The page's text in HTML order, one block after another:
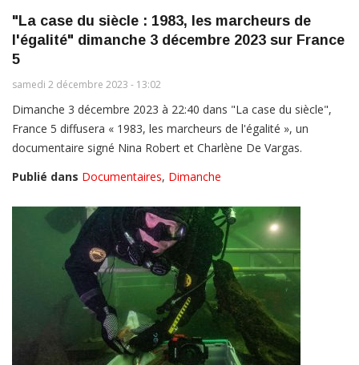
"La case du siècle : 1983, les marcheurs de
l'égalité" dimanche 3 décembre 2023 sur France
5
samedi 2 décembre 2023 - 13:02
Dimanche 3 décembre 2023 à 22:40 dans "La case du siècle",
France 5 diffusera « 1983, les marcheurs de l'égalité », un
documentaire signé Nina Robert et Charlène De Vargas.
Publié dans Documentaires, Dimanche